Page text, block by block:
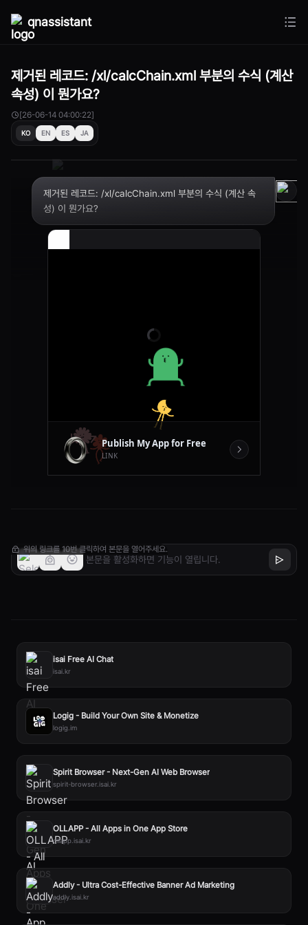
qnassistant
제거된 레코드: /xl/calcChain.xml 부분의 수식 (계산
속성) 이 뭔가요?
[26-06-14 04:00:22]
KO EN ES JA
제거된 레코드: /xl/calcChain.xml 부분의 수식 (계산 속
성) 이 뭔가요?
이 오류 메시지와 관련된 "제거된 레코드: /xl/calcChain.x
ml 부분의 수식 (계산 속성)"은 Excel 파일 내 계산 관련 정
보가 손상되었거나 불일치할 때 발생할 가능성이 높습니다.
calcChain.xml은 Excel이 셀의 수식 계산 순서를 저장하
는 파일로, 이 파일이 손상되면 엑셀이 수식을 정상적으로
계산하지 못하거나 오류 메시지를 띄울 수 있습니다.
1. 파일 복구 후 열기: Excel에서 ‘열기’ 시 “복구 모드”로
2. 임시 파일 이용: 엑셀 임시 파일 또는 이전 버전에서 복
원하세요. 파일이 저장되던 폴더에 임시 파일이 남아 있을
3. 수동 파일 수정: 엑셀 파일을 ZIP 압축 방식으로 변경한
후, xl 폴더 내에서 calcChain.xml 파일을 찾고, 그 내용을
텍스트 편집기로 열어 오류가 있는 부분을 수정하거나 이
파일을 삭제하세요. 이후 다시 압축 해제하여 엑셀에서 열
어보세요. (이 방법은 경험이 있는 사용자에게 권장됩니다.)
4. 새 파일로 복사: 문제가 있는 파일에서 데이터를 새로운
엑셀 파일로 복사해 새로 저장하는 것도 도움이 됩니다.
위의 링크를 10번 클릭하여 본문을 열어주세요.
isai Free AI Chat
isai.kr
Logig - Build Your Own Site & Monetize
logig.im
Spirit Browser - Next-Gen AI Web Browser
spirit-browser.isai.kr
OLLAPP - All Apps in One App Store
ollapp.isai.kr
Addly - Ultra Cost-Effective Banner Ad Marketing
addly.isai.kr